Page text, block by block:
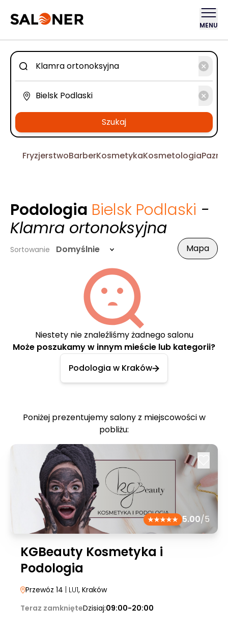
MENU
Szukaj
FryzjerstwoBarberKosmetykaKosmetologia
Podologia Bielsk Podlaski -
Klamra ortonoksyjna
Sortowanie Domyślnie Mapa
Niestety nie znaleźliśmy żadnego salonu
Może poszukamy w innym mieście lub kategorii?
Podologia w Kraków
Poniżej prezentujemy salony z miejscowości w
pobliżu:
5.00/5
KGBeauty Kosmetyka i
Podologia
Przewóz 14 | LU1, Kraków
Teraz zamknięteDzisiaj:09:00-20:00